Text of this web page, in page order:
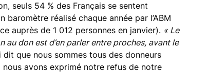
seuls 54 % des Français se sentent
baromètre réalisé chaque année par l’ABM
auprès de 1 012 personnes en janvier). « Le
don est d’en parler entre proches, avant le
dit que nous sommes tous des donneurs
nous avons ­exprimé notre refus de notre